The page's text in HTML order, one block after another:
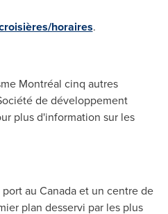
horaires.
Montréal cinq autres
de développement
plus d'information sur les
au Canadaet un centre de
plan desservi par les plus